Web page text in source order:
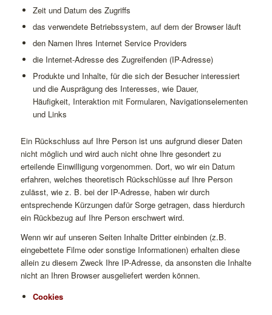
Zeit und Datum des Zugriffs
das verwendete Betriebssystem, auf dem der Browser läuft
den Namen Ihres Internet Service Providers
die Internet-Adresse des Zugreifenden (IP-Adresse)
Produkte und Inhalte, für die sich der Besucher interessiert
und die Ausprägung des Interesses, wie Dauer,
Häufigkeit, Interaktion mit Formularen, Navigationselementen
und Links
Ein Rückschluss auf Ihre Person ist uns aufgrund dieser Daten
nicht möglich und wird auch nicht ohne Ihre gesondert zu
erteilende Einwilligung vorgenommen. Dort, wo wir ein Datum
erfahren, welches theoretisch Rückschlüsse auf Ihre Person
zulässt, wie z. B. bei der IP-Adresse, haben wir durch
entsprechende Kürzungen dafür Sorge getragen, dass hierdurch
ein Rückbezug auf Ihre Person erschwert wird.
Wenn wir auf unseren Seiten Inhalte Dritter einbinden (z.B.
eingebettete Filme oder sonstige Informationen) erhalten diese
allein zu diesem Zweck Ihre IP-Adresse, da ansonsten die Inhalte
nicht an Ihren Browser ausgeliefert werden können.
Cookies